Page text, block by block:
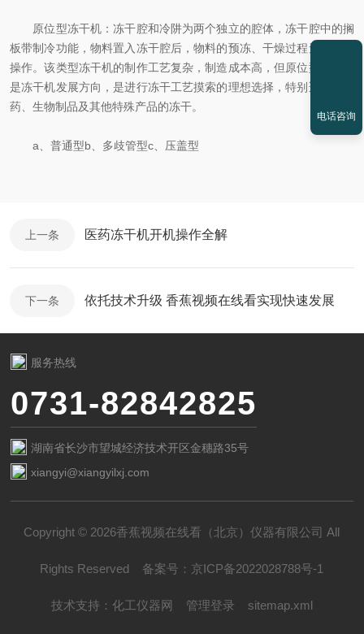
原位型冻干机：冻干腔和冷阱为两个独立的腔体，冻干腔中的搁
板带制冷功能，物料置入冻干腔后，物料的预冻、干燥过程无需人工
操作。该类型冻干机的制作工艺复杂，制造成本高，但原位型冻干机
是冻干机发展方向，是进行冻干工艺摸索的理想选择，特别适用于医
药、生物制品及其他特殊产品的冻干。
a、普通型b、多歧管型c、压盖型
上一条 医药冻干机开机操作全解
下一条 依托技术升级 香蕉视频在线看实现快速发展
服务热线
0731-82842825
湖南省长沙市望城经济技术开区金穗路35号
xiangyi@xiangyilxj.com
Copyright © 2026香蕉视频在线看（北京）仪器有限公司 All
Rights Reserved 备案号： 京ICP备2022028788号-1
技术支持： 化工仪器网 管理登录 sitemap.xml
电话咨询